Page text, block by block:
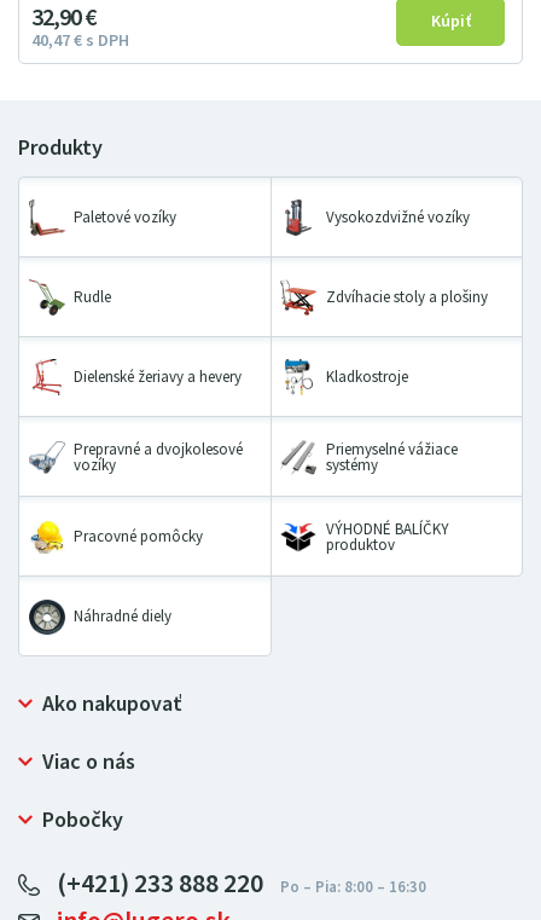
32 90€
40 47€ s DPH
Paletové vozíky Vysokozdvižné vozíky
Rudle Zdvíhacie stoly a plošiny
Dielenské žeriavy a hevery Kladkostroje
Prepravné a dvojkolesové
vozíky
Priemyselné vážiace
systémy
Pracovné pomôcky VÝHODNÉ BALÍČKY
produktov
Náhradné diely
Ako nakupovať
Prečo nakupovať u LUGERO
Ochrana osobných údajov
Viac o nás
Bezpečný nákup
Certifikát NATUR-PACK
Pre predajcov
Pobočky
LUGERO Nemecko
(+421) 233 888 220